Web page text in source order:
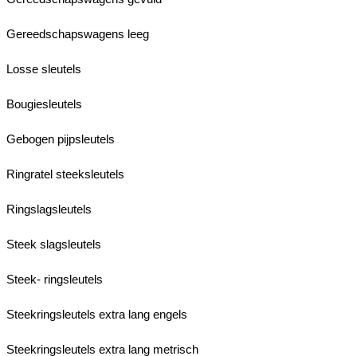
Gereedschapswagens leeg
Losse sleutels
Bougiesleutels
Gebogen pijpsleutels
Ringratel steeksleutels
Ringslagsleutels
Steek slagsleutels
Steek- ringsleutels
Steekringsleutels extra lang engels
Steekringsleutels extra lang metrisch